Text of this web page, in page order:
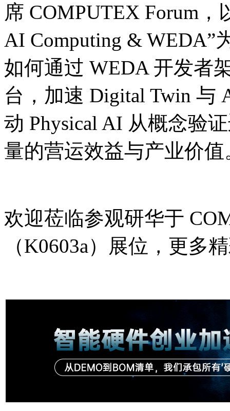
席 COMPUTEX Forum，
AI Computing & WEDA”
如何通过 WEDA 开发者
台，加速 Digital Twin 与
动 Physical AI 从概念验
量的营运效益与产业价值
欢迎莅临参观研华于
（K0603a）展位，更多